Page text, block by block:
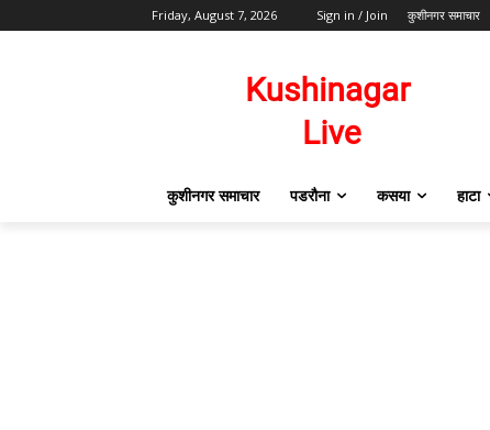
Friday, August 7, 2026 Sign in / Join कुशीनगर समाचार
कुशीनगर समाचार पडरौना कसया हाटा